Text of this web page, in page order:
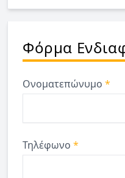
Φόρμα
Ονοματεπώνυμο *
Τηλέφωνο *